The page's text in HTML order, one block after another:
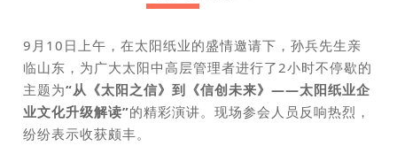
9月10日上午，在太阳纸业的盛情邀请下，孙兵先生亲
临山东，为广大太阳中高层管理者进行了2小时不停歇的
主题为“从《太阳之信》到《信创未来》——太阳纸业企
业文化升级解读”的精彩演讲。 现场参会人员反响热烈，
纷纷表示收获颇丰。